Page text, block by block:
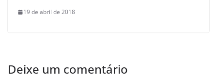
19 de abril de 2018
Deixe um comentário